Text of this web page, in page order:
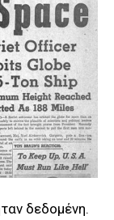
δεδομένη.